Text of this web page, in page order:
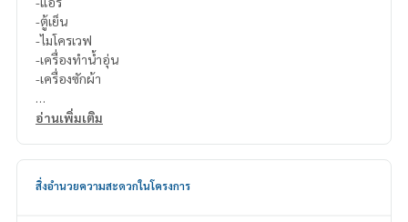
-ตู้เย็น
-ไมโครเวฟ
-เครื่องทำน้ำอุ่น
-เครื่องซักผ้า
แอดมิน
แอดมิน094-549-4104
อ่านเพิ่มเติม
สิ่งอำนวยความสะดวกในโครงการ